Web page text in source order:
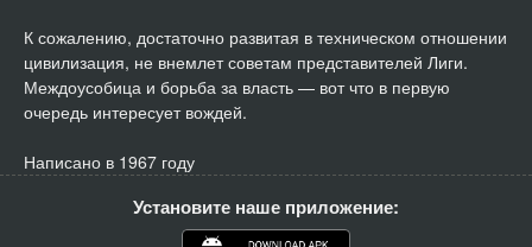
К сожалению, достаточно развитая в техническом отношении
цивилизация, не внемлет советам представителей Лиги.
Междоусобица и борьба за власть — вот что в первую
очередь интересует вождей.
Написано в 1967 году
Установите наше приложение: